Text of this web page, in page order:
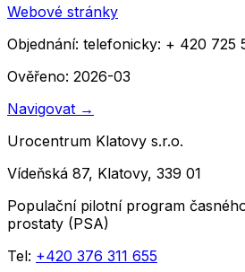
Webové stránky
Objednání: telefonicky: + 420 725
Ověřeno: 2026-03
Navigovat →
Urocentrum Klatovy s.r.o.
Vídeňská 87, Klatovy, 339 01
Populační pilotní program
prostaty (PSA)
Tel: +420 376 311 655